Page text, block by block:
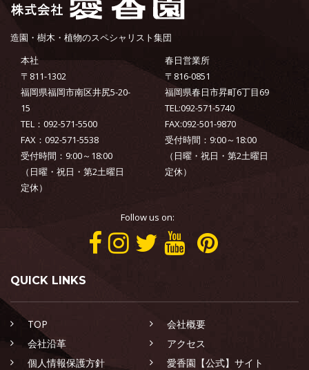
造園・樹木・植物のスペシャリスト集団
本社
〒811-1302
福岡県福岡市南区井尻5-20-
15
TEL：092-571-5500
FAX：092-571-5538
受付時間：9:00～18:00
（日曜・祝日・第2土曜日
定休）
春日営業所
〒816-0851
福岡県春日市昇町6丁目69
TEL:092-571-5740
FAX:092-501-9870
受付時間：9:00～18:00
（日曜・祝日・第2土曜日
定休）
Follow us on:
QUICK LINKS
TOP
会社概要
会社沿革
アクセス
個人情報保護方針
愛香園【公式】サイト